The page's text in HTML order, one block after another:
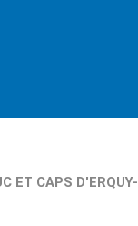
ET CAPS